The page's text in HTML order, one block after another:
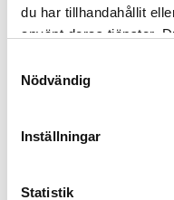
du har tillhandahållit
använt deras tjänster.
frånInformation om
Nödvändig
Inställningar
Statistik